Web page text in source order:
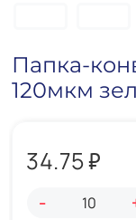
Папка-
120мкм
34.75₽
-